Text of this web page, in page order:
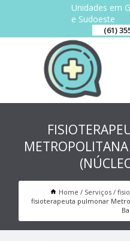
Unidades em
e Sudoeste
(61)
Home Serviços
fisioterapeuta pulmonar